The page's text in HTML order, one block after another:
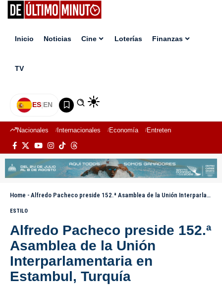
Inicio Noticias Cine Loterías Finanzas
TV
ES|EN
Nacionales Internacionales Economía Entretenimiento
Home - Alfredo Pacheco preside 152.ª Asamblea de la Unión Interparlamentaria en Estambul, Turquía
ESTILO
Alfredo Pacheco preside 152.ª
Asamblea de la Unión
Interparlamentaria en
Estambul, Turquía